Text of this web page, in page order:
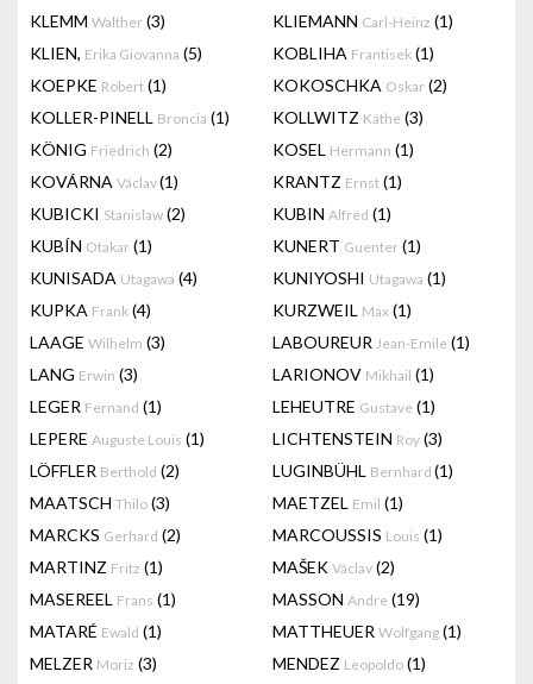
KLEMM Walther (3) KLIEMANN Carl-Heinz (1)
KLIEN, Erika Giovanna (5) KOBLIHA Frantisek (1)
KOEPKE Robert (1) KOKOSCHKA Oskar (2)
KOLLER-PINELL Broncia (1) KOLLWITZ Käthe (3)
KÖNIG Friedrich (2) KOSEL Hermann (1)
KOVÁRNA Václav(1) KRANTZ Ernst (1)
KUBICKI Stanislaw (2) KUBIN Alfred (1)
KUBÍN Otakar (1) KUNERT Guenter (1)
KUNISADA Utagawa (4) KUNIYOSHI Utagawa (1)
KUPKA Frank (4) KURZWEIL Max (1)
LAAGE Wilhelm (3) LABOUREUR Jean-Emile (1)
LANG Erwin (3) LARIONOV Mikhail (1)
LEGER Fernand (1) LEHEUTRE Gustave (1)
LEPERE Auguste Louis (1) LICHTENSTEIN Roy (3)
LÖFFLER Berthold (2) LUGINBÜHL Bernhard (1)
MAATSCH Thilo (3) MAETZEL Emil (1)
MARCKS Gerhard (2) MARCOUSSIS Louis (1)
MARTINZ Fritz (1) MAŠEK Václav (2)
MASEREEL Frans (1) MASSON Andre (19)
MATARÉ Ewald (1) MATTHEUER Wolfgang (1)
MELZER Moriz (3) MENDEZ Leopoldo (1)